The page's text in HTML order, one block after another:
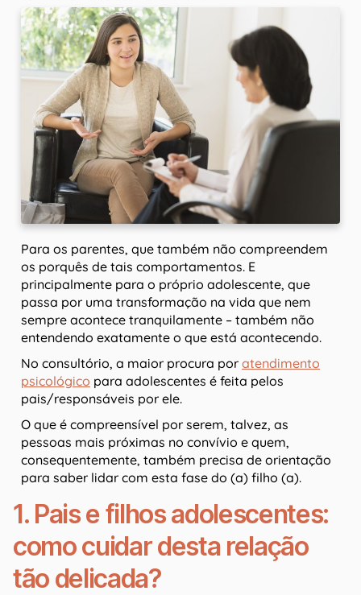
Para os parentes, que também não compreendem
os porquês de tais comportamentos. E
principalmente para o próprio adolescente, que
passa por uma transformação na vida que nem
sempre acontece tranquilamente – também não
entendendo exatamente o que está acontecendo.
No consultório, a maior procura por atendimento
psicológico para adolescentes é feita pelos
pais/responsáveis por ele.
O que é compreensível por serem, talvez, as
pessoas mais próximas no convívio e quem,
consequentemente, também precisa de orientação
para saber lidar com esta fase do (a) filho (a).
1. Pais e filhos adolescentes:
como cuidar desta relação
tão delicada?